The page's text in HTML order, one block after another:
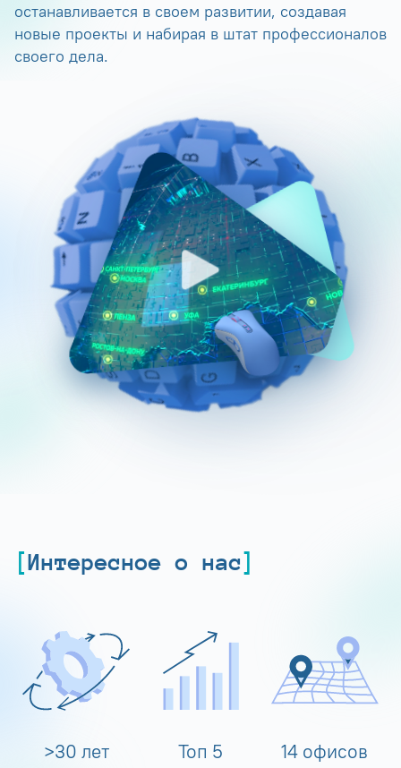
останавливается в своем развитии, создавая
новые проекты и набирая в штат профессионалов
своего дела.
Интересное о нас
>30 лет Топ 5 14 офисов